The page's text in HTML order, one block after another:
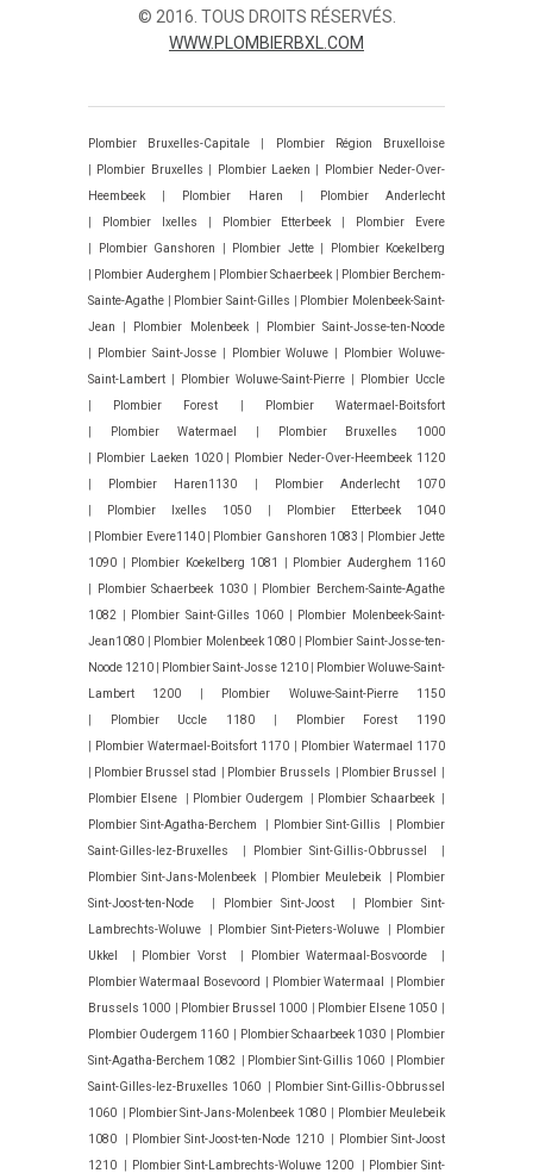
© 2016. TOUS DROITS RÉSERVÉS.
WWW.PLOMBIERBXL.COM
Plombier Bruxelles-Capitale
Plombier Région Bruxelloise
Plombier Bruxelles Plombier Laeken
Plombier Neder-Over-
Heembeek| Plombier Haren
Plombier Anderlecht
Plombier Ixelles Plombier Etterbeek|
Plombier Evere
Plombier Ganshoren Plombier Jette|
Plombier Koekelberg
Plombier Auderghem Plombier Schaerbeek|
Plombier Berchem-
Sainte-Agathe
Plombier Saint-Gilles
Plombier Molenbeek-Saint-
Jean
Plombier Molenbeek|
Plombier Saint-Josse-ten-Noode
Plombier Saint-Josse| Plombier Woluwe
Plombier Woluwe-
Saint-Lambert
Plombier Woluwe-Saint-Pierre
Plombier Uccle
Plombier Forest
Plombier Watermael-Boitsfort
Plombier Watermael
Plombier Bruxelles 1000
Plombier Laeken 1020|
Plombier Neder-Over-Heembeek 1120
Plombier Haren1130
Plombier Anderlecht 1070
Plombier Ixelles 1050
Plombier Etterbeek 1040
Plombier Evere1140| Plombier Ganshoren 1083
Plombier Jette
1090
Plombier Koekelberg 1081
Plombier Auderghem 1160
Plombier Schaerbeek 1030
Plombier Berchem-Sainte-Agathe
1082
Plombier Saint-Gilles 1060
Plombier Molenbeek-Saint-
Jean1080
Plombier Molenbeek 1080
Plombier Saint-Josse-ten-
Noode 1210
Plombier Saint-Josse 1210
Plombier Woluwe-Saint-
Lambert 1200
Plombier Woluwe-Saint-Pierre 1150
Plombier Uccle 1180
Plombier Forest 1190
Plombier Watermael-Boitsfort 1170
Plombier Watermael 1170
Plombier Brussel stad Plombier Brussels Plombier Brussel
Plombier Elsene
Plombier Oudergem Plombier Schaarbeek|
Plombier Sint-Agatha-Berchem
Plombier Sint-Gillis
Plombier
Saint-Gilles-lez-Bruxelles
Plombier Sint-Gillis-Obbrussel
Plombier Sint-Jans-Molenbeek| Plombier Meulebeik|
Plombier
Sint-Joost-ten-Node
Plombier Sint-Joost
Plombier Sint-
Lambrechts-Woluwe
Plombier Sint-Pieters-Woluwe|
Plombier
Ukkel
Plombier Vorst Plombier Watermaal-Bosvoorde
Plombier Watermaal Bosevoord
Plombier Watermaal
Plombier
Brussels 1000
Plombier Brussel 1000 Plombier Elsene 1050
Plombier Oudergem 1160
Plombier Schaarbeek 1030|
Plombier
Sint-Agatha-Berchem 1082
Plombier Sint-Gillis 1060
Plombier
Saint-Gilles-lez-Bruxelles 1060
Plombier Sint-Gillis-Obbrussel
1060
Plombier Sint-Jans-Molenbeek 1080|
Plombier Meulebeik
1080
Plombier Sint-Joost-ten-Node 1210|
Plombier Sint-Joost
1210
Plombier Sint-Lambrechts-Woluwe 1200 Plombier Sint-